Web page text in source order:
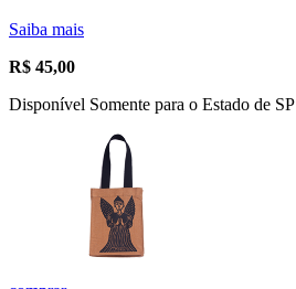
Saiba mais
R$ 45,00
Disponível Somente para o Estado de SP